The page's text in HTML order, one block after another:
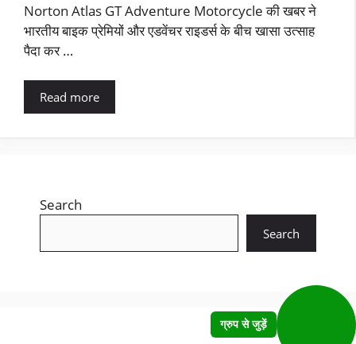
ग्रुप से जुड़ें
Norton Atlas GT Adventure Motorcycle की खबर ने
भारतीय बाइक प्रेमियों और एडवेंचर राइडर्स के बीच खासा उत्साह
पैदा कर …
Read more
Search
Search